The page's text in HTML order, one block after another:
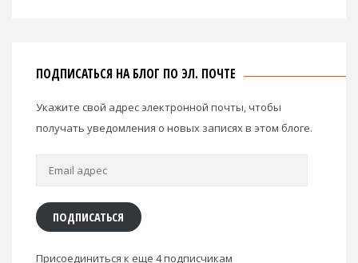
ПОДПИСАТЬСЯ НА БЛОГ ПО ЭЛ. ПОЧТЕ
Укажите свой адрес электронной почты, чтобы
получать уведомления о новых записях в этом блоге.
Email
ПОДПИСАТЬСЯ
Присоединиться к еще 4 подписчикам